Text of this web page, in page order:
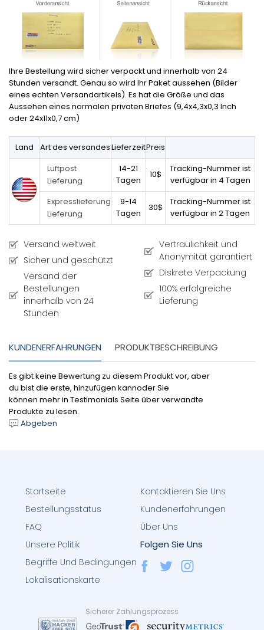
Ihre Bestellung wird sicher verpackt und innerhalb von 24
Stunden versandt. Genau so wird Ihr Paket aussehen (Bilder
eines echten Versandartikels). Es hat die Größe und das
Aussehen eines normalen privaten Briefes (9,4x4,3x0,3 Inch
oder 24x11x0,7 cm)
Land Art des versandesLieferzeitPreis
Luftpost
Lieferung
14-21
Tagen
10$
Tracking-Nummer ist
verfügbar in 4 Tagen
Expresslieferung
Lieferung
9-14
Tagen
30$
Tracking-Nummer ist
verfügbar in 2 Tagen
Versand weltweit
Sicher und geschützt
Versand der
Bestellungen
innerhalb von 24
Stunden
Vertraulichkeit und
Anonymität garantiert
Diskrete Verpackung
100% erfolgreiche
Lieferung
KUNDENERFAHRUNGEN PRODUKTBESCHREIBUNG
Es gibt keine Bewertung zu diesem Produkt vor, aber
du bist die erste, hinzufügen kannoder Sie
können mehr in Testimonials Seite über verwandte
Produkte zu lesen.
Abgeben
Startseite
Bestellungsstatus
FAQ
Kontaktieren Sie Uns
Kundenerfahrungen
Über Uns
Unsere Politik
Begriffe Und Bedingungen
Lokalisationskarte
Folgen Sie Uns
Sicherer Zahlungsprozess